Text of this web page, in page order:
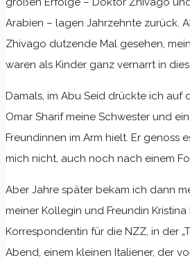
Arabien – lagen Jahrzehnte zurück.
Zhivago dutzende Mal gesehen,
waren als Kinder ganz vernarrt in
Damals, im Abu Seid drückte ich auf
Omar Sharif meine Schwester und
Freundinnen im Arm hielt. Er genoss
mich nicht, auch noch nach einem
Aber Jahre später bekam ich dann
meiner Kollegin und Freundin
Korrespondentin für die NZZ, in der
Abend, einem kleinen Italiener, der